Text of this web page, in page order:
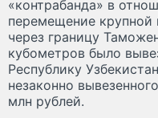
«контрабанда» в
перемещение крупной
через границу
кубометров было
Республику
незаконно
млн рублей.